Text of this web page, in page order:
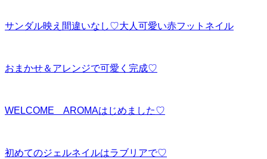
サンダル映え間違いなし♡大人可愛い赤フットネイル
おまかせ＆アレンジで可愛く完成♡
WELCOME AROMAはじめました♡
初めてのジェルネイルはラブリアで♡